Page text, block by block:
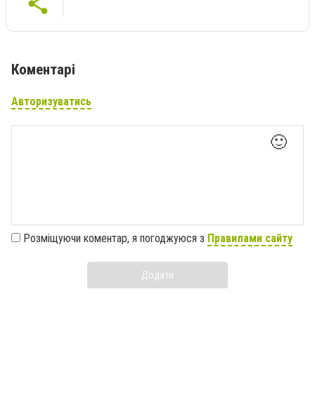
Коментарі
Авторизуватись
🙂
Розміщуючи коментар, я погоджуюся з Правилами сайту
Додати